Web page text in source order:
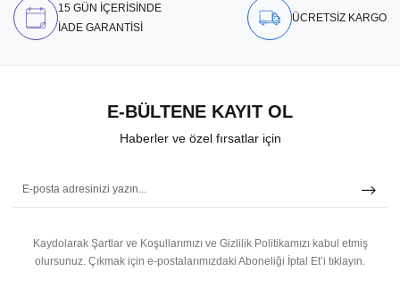
15 GÜN İÇERİSİNDE
İADE GARANTİSİ
ÜCRETSİZ KARGO
E-BÜLTENE KAYIT OL
Haberler ve özel fırsatlar için
Kaydolarak Şartlar ve Koşullarımızı ve Gizlilik Politikamızı kabul etmiş
olursunuz. Çıkmak için e-postalarımızdaki Aboneliği İptal Et’i tıklayın.